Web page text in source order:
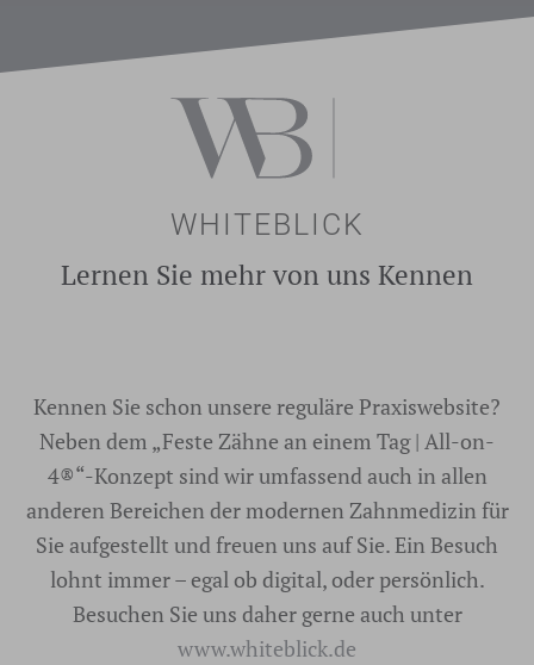
WHITEBLICK
Lernen Sie mehr von uns Kennen
Kennen Sie schon unsere reguläre Praxiswebsite?
Neben dem „Feste Zähne an einem Tag | All-on-
4®“-Konzept sind wir umfassend auch in allen
anderen Bereichen der modernen Zahnmedizin für
Sie aufgestellt und freuen uns auf Sie. Ein Besuch
lohnt immer – egal ob digital, oder persönlich.
Besuchen Sie uns daher gerne auch unter
www.whiteblick.de